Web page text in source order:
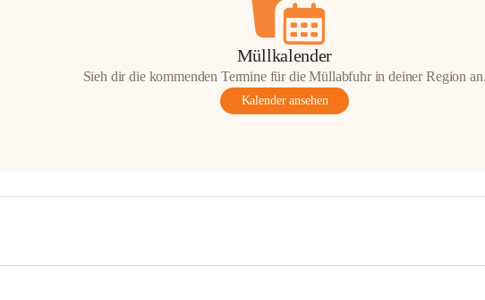
Müllkalender
Sieh dir die kommenden Termine für die Müllabfuhr in deiner Region
Kalender ansehen